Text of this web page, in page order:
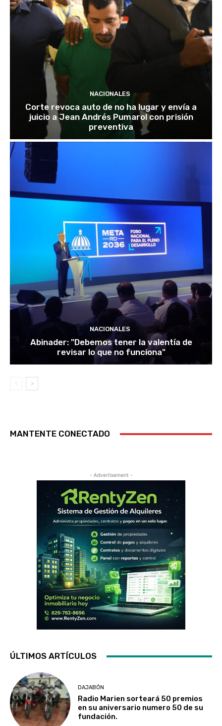
NACIONALES
Corte revoca auto de no ha lugar y envía a
juicio a Jean Andrés Pumarol con prisión
preventiva
NACIONALES
Abinader: "Debemos tener la valentía de
revisar lo que no funciona"
MANTENTE CONECTADO
- Advertisement -
ÚLTIMOS ARTÍCULOS
DAJABÓN
Radio Marien sorteará 50 premios
en su aniversario numero 50 de su
fundación.